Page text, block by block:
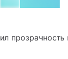
прозрачность